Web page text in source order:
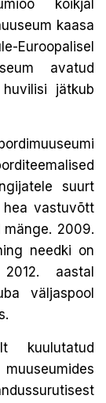
kõikjal
kaasa
avatud
jätkub
suurt
hea vastuvõtt
2009.
needki on
aastal
väljaspool
kuulutatud